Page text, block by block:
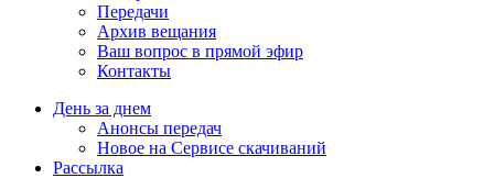
Передачи
Архив вещания
Ваш вопрос в прямой эфир
Контакты
День за днем
Анонсы передач
Новое на Сервисе скачиваний
Рассылка